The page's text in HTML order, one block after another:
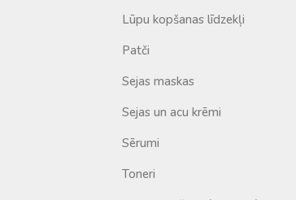
Lūpu kopšanas līdzekļi
Patči
Sejas maskas
Sejas un acu krēmi
Sērumi
Toneri